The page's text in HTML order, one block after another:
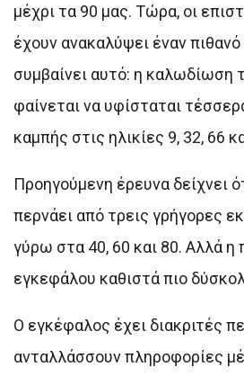
μέχρι τα 90 μας. Τώρα, οι
έχουν ανακαλύψει έναν πιθανό
συμβαίνει αυτό: η καλωδίωση
φαίνεται να υφίσταται
καμπής στις ηλικίες 9, 32, 66
Προηγούμενη έρευνα δείχνει
περνάει από τρεις γρήγορες
γύρω στα 40, 60 και 80. Αλλά η
εγκεφάλου καθιστά πιο
Ο εγκέφαλος έχει διακριτές
ανταλλάσσουν πληροφορίες